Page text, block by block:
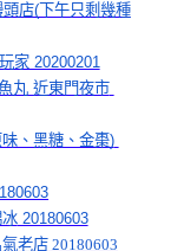
店(下午只剩幾種
家 20200201
丸 近東門夜市
、黑糖、金棗)
20180603
老店 20180603